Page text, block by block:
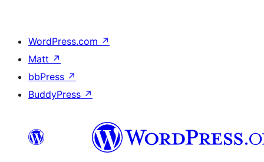
WordPress.com ↗
Matt ↗
bbPress ↗
BuddyPress ↗